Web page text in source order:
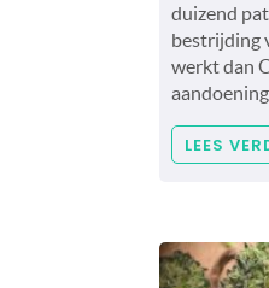
duizend
bestrijding
werkt dan
LEES